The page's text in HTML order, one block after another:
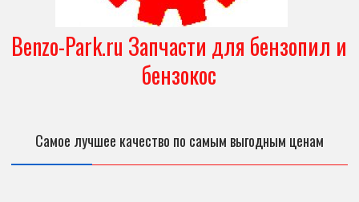
Benzo-Park.ru Запчасти для бензопил и
бензокос
Самое лучшее качество по самым выгодным ценам